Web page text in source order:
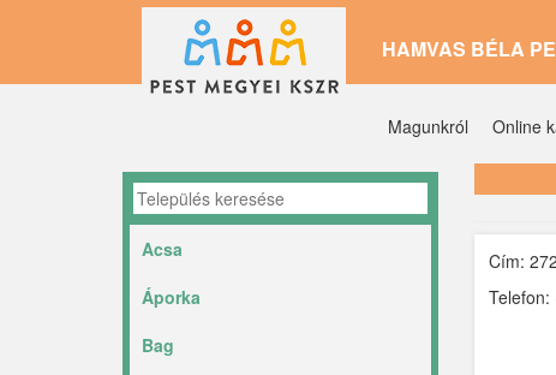
tartalomra
HAMVAS BÉLA
Magunkról Online
Acsa
Áporka
Bag
Cím:
Telefon: